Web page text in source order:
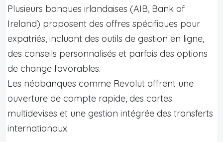
Plusieurs banques irlandaises (AIB, Bank of
Ireland) proposent des offres spécifiques pour
expatriés, incluant des outils de gestion en ligne,
des conseils personnalisés et parfois des options
de change favorables.
Les néobanques comme Revolut offrent une
ouverture de compte rapide, des cartes
multidevises et une gestion intégrée des transferts
internationaux.